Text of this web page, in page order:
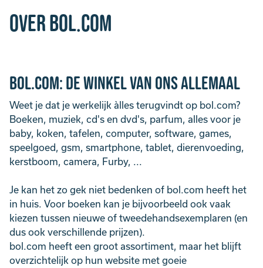
Over bol.com
bol.com: de winkel van ons allemaal
Weet je dat je werkelijk àlles terugvindt op bol.com?
Boeken, muziek, cd's en dvd's, parfum, alles voor je
baby, koken, tafelen, computer, software, games,
speelgoed, gsm, smartphone, tablet, dierenvoeding,
kerstboom, camera, Furby, ...
Je kan het zo gek niet bedenken of bol.com heeft het
in huis. Voor boeken kan je bijvoorbeeld ook vaak
kiezen tussen nieuwe of tweedehandsexemplaren (en
dus ook verschillende prijzen).
bol.com heeft een groot assortiment, maar het blijft
overzichtelijk op hun website met goeie